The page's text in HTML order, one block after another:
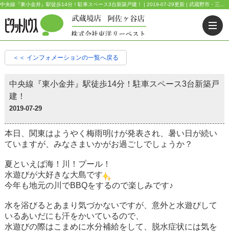
＜＜ インフォメーションの一覧へ戻る
中央線『東小金井』駅徒歩14分！駐車スペース3台新築戸
建！
2019-07-29
本日、関東はようやく梅雨明けが発表され、暑い日が続い
ていますが、みなさまいかがお過ごしでしょうか？
夏といえば海！川！プール！
水遊びが大好きな大島です
今年も地元の川でBBQをするので楽しみです♪
水を浴びるとあまり気づかないですが、意外と水遊びして
いるあいだにも汗をかいているので、
水遊びの際はこまめに水分補給をして、脱水症状には気を